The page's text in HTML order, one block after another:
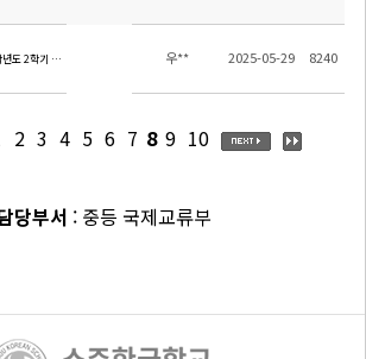
도 2학기 현장체험학습 경비 정산 안내우** 2025-05-29 8240
2 3 4 5 6 7 8 9 10
당부서 : 중등 국제교류부